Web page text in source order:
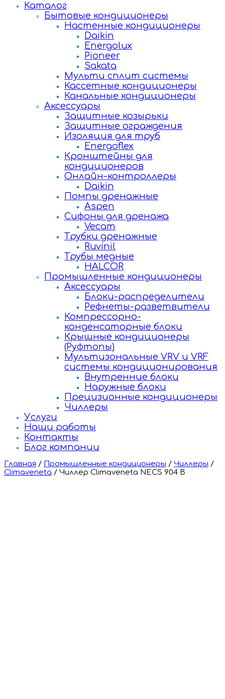
Каталог
Бытовые кондиционеры
Настенные кондиционеры
Daikin
Energolux
Pioneer
Sakata
Мульти сплит системы
Кассетные кондиционеры
Канальные кондиционеры
Аксессуары
Защитные козырьки
Защитные ограждения
Изоляция для труб
Energoflex
Кронштейны для
кондиционеров
Онлайн-контроллеры
Daikin
Помпы дренажные
Aspen
Сифоны для дренажа
Vecam
Трубки дренажные
Ruvinil
Трубы медные
HALCOR
Промышленные кондиционеры
Аксессуары
Блоки-распределители
Рефнеты-разветвители
Компрессорно-
конденсаторные блоки
Крышные кондиционеры
(Руфтопы)
Мультизональные VRV и VRF
системы кондиционирования
Внутренние блоки
Наружные блоки
Прецизионные кондиционеры
Чиллеры
Услуги
Наши работы
Контакты
Блог компании
Главная / Промышленные кондиционеры / Чиллеры /
Climaveneta / Чиллер Climaveneta NECS 904 B